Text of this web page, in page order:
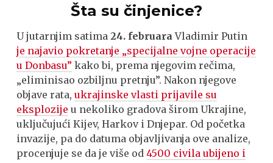
Šta su činjenice?
U jutarnjim satima24. februaraVladimir Putin
je najavio pokretanje „specijalne vojne operacije
u Donbasu” kako bi, prema njegovim rečima,
„eliminisao ozbiljnu pretnju”. Nakon njegove
objave rata,ukrajinske vlasti prijavile su
eksplozije u nekoliko gradova širom Ukrajine,
uključujući Kijev, Harkov i Dnjepar. Od početka
invazije, pa do datuma objavljivanja ove analize,
procenjuje se da je više od4500 civila ubijeno i